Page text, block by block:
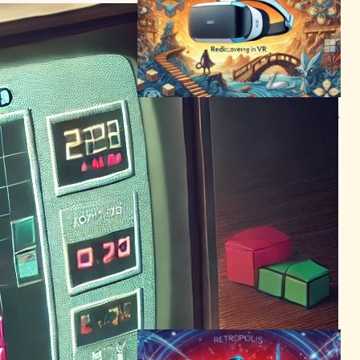
伝説のゲーム「RIVEN」がVR
で蘇る！美しき謎解きの世界
を再発見
VR/ARニュース
テクノロジーとエンタメニュース
2024年6月25日4:01
「Marvel 1943: Rise of
Hydra」発表、映画並みのリ
アリズムでゲーム界に新風
テクノロジーとエンタメニュース
2024年3月21日6:40